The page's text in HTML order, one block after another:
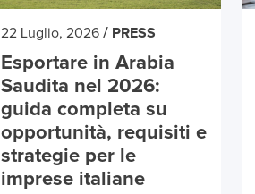
22 Luglio, 2026/ PRESS
Esportare in Arabia
Saudita nel 2026:
guida completa su
opportunità, requisiti e
strategie per le
imprese italiane